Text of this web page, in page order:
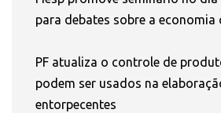
para debates sobre a economia
PF atualiza o controle de
podem ser usados na
entorpecentes